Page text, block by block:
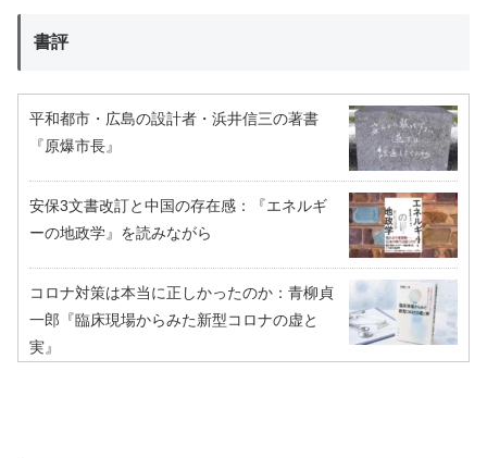
書評
平和都市・広島の設計者・浜井信三の著書
『原爆市長』
安保3文書改訂と中国の存在感：『エネルギ
ーの地政学』を読みながら
コロナ対策は本当に正しかったのか：青柳貞
一郎『臨床現場からみた新型コロナの虚と
実』